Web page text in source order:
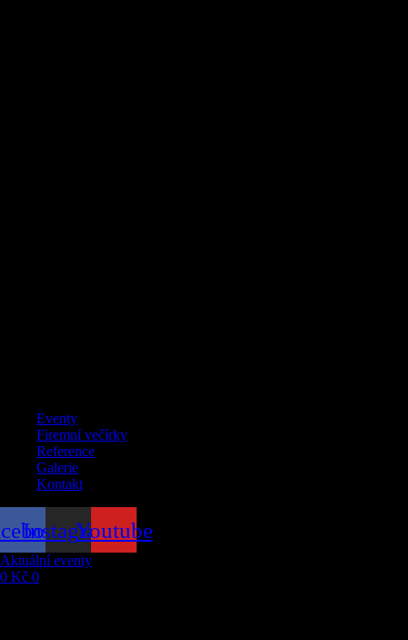
Eventy
Firemní večírky
Reference
Galerie
Kontakt
InstagramYoutube
Aktuální eventy
0 Kč 0